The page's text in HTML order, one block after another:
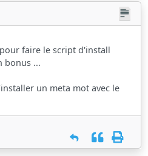
faire le script d'install
bonus ...
un meta mot avec le